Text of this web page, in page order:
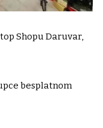
Shopu Daruvar,
besplatnom